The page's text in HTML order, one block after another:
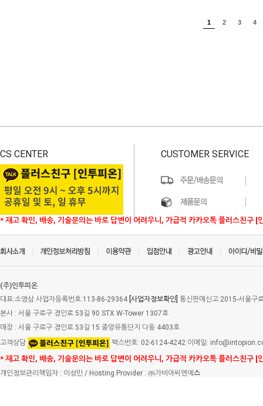
1 2 3 4
CS CENTER
* 재고 확인, 배송, 기술문의는 바로 답변이 어려우니, 가급적 카카오톡 플러스친구 [
CUSTOMER SERVICE
(주)인투피온
대표:소영삼 사업자등록번호:113-86-29364 [사업자정보확인] 통신판매신고:2015-서울구
본사 : 서울 구로구 경인로 53길 90 STX W-Tower 1307호
매장 : 서울 구로구 경인로 53길 15 중앙유통단지 다동 4403호
고객상담
팩스번호: 02-6124-4242 이메일:
* 재고 확인, 배송, 기술문의는 바로 답변이 어려우니, 가급적 카카오톡 플러스친구 [
개인정보관리책임자 : 이성민 / Hosting Provider : ㈜가비아씨엔에 스